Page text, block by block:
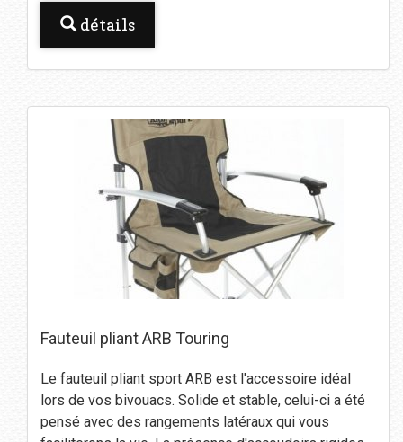
détails
Fauteuil pliant ARB Touring
Le fauteuil pliant sport ARB est l'accessoire idéal
lors de vos bivouacs. Solide et stable, celui-ci a été
pensé avec des rangements latéraux qui vous